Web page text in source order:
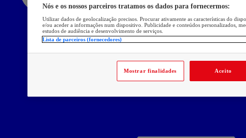
Nós e os nossos parceiros tratamos os dados para fornecermos:
Utilizar dados de geolocalização precisos. Procurar ativamente as características do
e/ou aceder a informações num dispositivo. Publicidade e conteúdos personalizados,
estudos de audiência e desenvolvimento de serviços.
Lista de parceiros (fornecedores)
Mostrar finalidades Aceito